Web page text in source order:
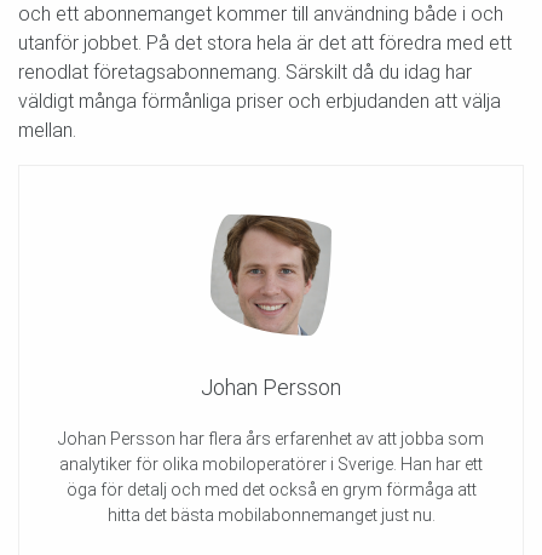
och ett abonnemanget kommer till användning både i och
utanför jobbet. På det stora hela är det att föredra med ett
renodlat företagsabonnemang. Särskilt då du idag har
väldigt många förmånliga priser och erbjudanden att välja
mellan.
Johan Persson
Johan Persson har flera års erfarenhet av att jobba som
analytiker för olika mobiloperatörer i Sverige. Han har ett
öga för detalj och med det också en grym förmåga att
hitta det bästa mobilabonnemanget just nu.